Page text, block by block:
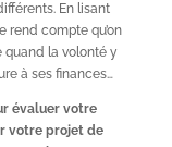
En lisant
rend compte qu’on
quand la volonté y
à ses finances…
évaluer votre
votre projet de